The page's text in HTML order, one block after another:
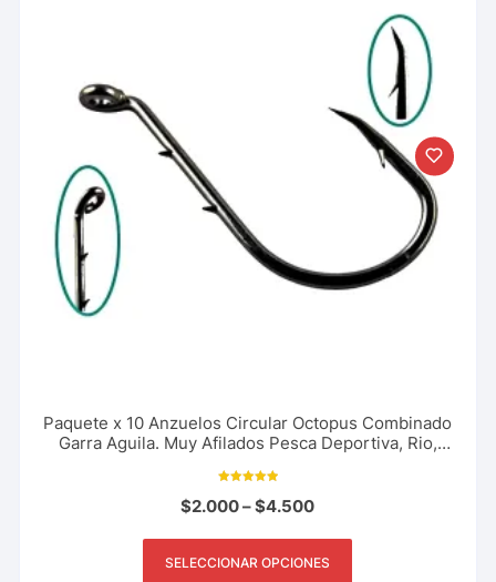
Paquete x 10 Anzuelos Circular Octopus Combinado
Garra Aguila. Muy Afilados Pesca Deportiva, Rio,
5.00
de 5
$2.000–$4.500
SELECCIONAR OPCIONES